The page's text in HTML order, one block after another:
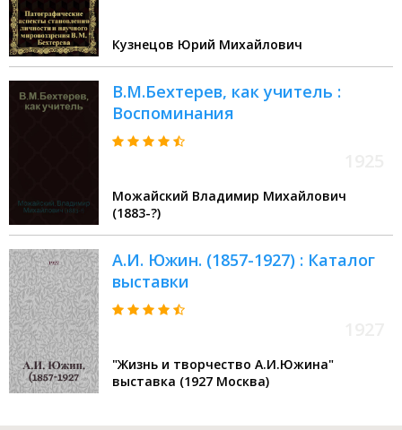
Кузнецов Юрий Михайлович
В.М.Бехтерев, как учитель :
Воспоминания
Можайский Владимир Михайлович
(1883-?)
А.И. Южин. (1857-1927) : Каталог
выставки
"Жизнь и творчество А.И.Южина"
выставка (1927 Москва)